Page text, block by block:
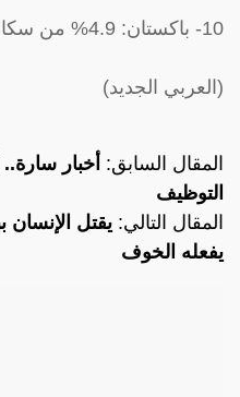
10- باكستان: 4.9% من سكانها يعانون من الفقر
(العربي الجديد)
المقال السابق: أخبار
التوظيف
المقال التالي: يقتل
يفعله الخوف